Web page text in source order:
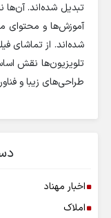
تبدیل شده‌اند. آن‌ها نه
آموزش‌ها و محتوای
شده‌اند. از تماشای
تلویزیون‌ها نقش
طراحی‌های زیبا و
اخبار مهناد
املاک